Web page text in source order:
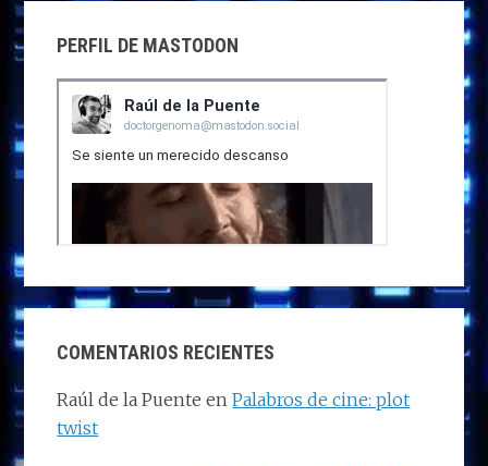
PERFIL DE MASTODON
COMENTARIOS RECIENTES
Raúl de la Puente enPalabros de cine: plot
twist